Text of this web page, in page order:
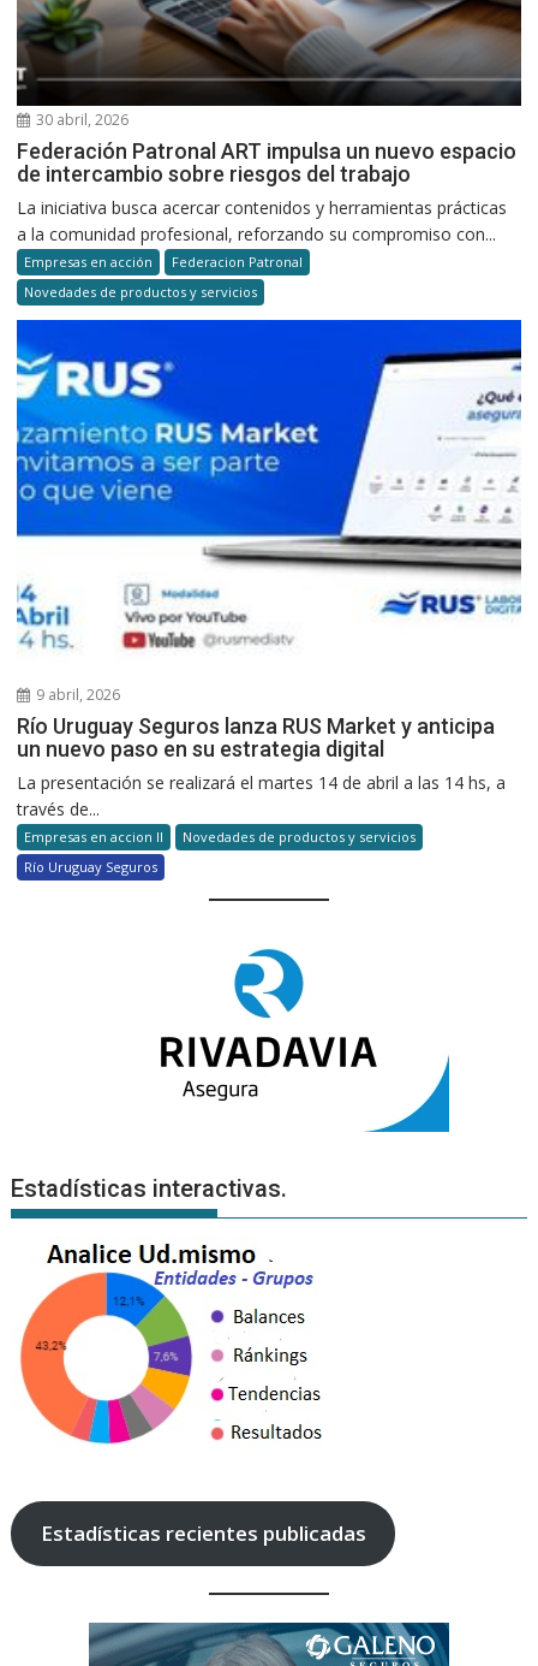
30 abril, 2026
Federación Patronal ART impulsa un nuevo espacio
de intercambio sobre riesgos del trabajo
La iniciativa busca acercar contenidos y herramientas prácticas
a la comunidad profesional, reforzando su compromiso con...
Empresas en acción
Federacion Patronal
Novedades de productos y servicios
9 abril, 2026
Río Uruguay Seguros lanza RUS Market y anticipa
un nuevo paso en su estrategia digital
La presentación se realizará el martes 14 de abril a las 14 hs, a
través de...
Empresas en accion II
Novedades de productos y servicios
Río Uruguay Seguros
Estadísticas interactivas.
Estadísticas recientes publicadas